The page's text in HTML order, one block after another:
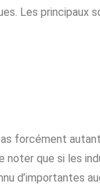
Les principaux
forcément
noter que si les
d’importantes